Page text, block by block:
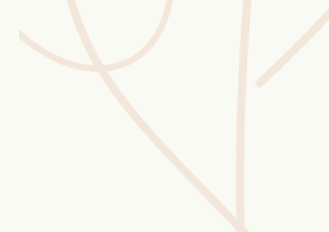
Selber machen